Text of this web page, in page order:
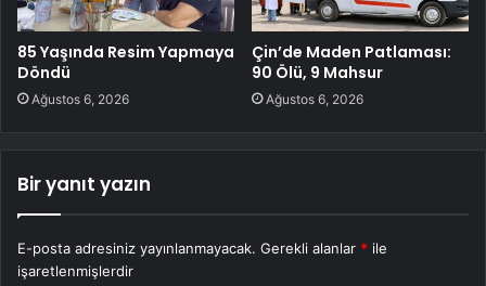
85 Yaşında Resim Yapmaya
Döndü
Ağustos 6, 2026
Çin’de Maden Patlaması:
90 Ölü, 9 Mahsur
Ağustos 6, 2026
Bir yanıt yazın
E-posta adresiniz yayınlanmayacak. Gerekli alanlar * ile
işaretlenmişlerdir